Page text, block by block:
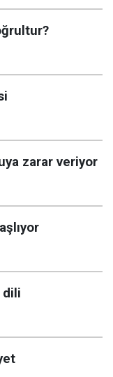
zarar veriyor
dili